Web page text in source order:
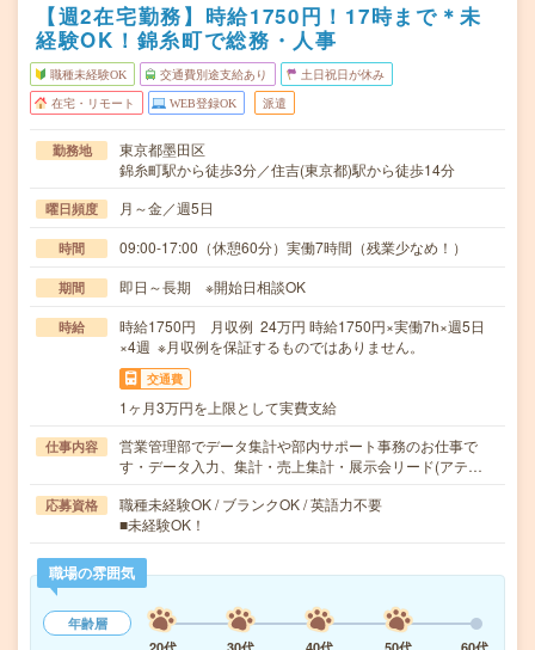
【週2在宅勤務】時給1750円！17時まで＊未
経験OK！錦糸町で総務・人事
職種未経験OK 交通費別途支給あり 土日祝日が休み
在宅・リモート WEB登録OK 派遣
勤務地
東京都墨田区
錦糸町駅から徒歩3分／住吉(東京都)駅から徒歩14分
曜日頻度 月～金／週5日
時間 09:00-17:00（休憩60分）実働7時間（残業少なめ！）
期間 即日～長期 ※開始日相談OK
時給
時給1750円 月収例 24万円 時給1750円×実働7h×週5日
×4週 ※月収例を保証するものではありません。
交通費
1ヶ月3万円を上限として実費支給
仕事内容
営業管理部でデータ集計や部内サポート事務のお仕事で
す・データ入力、集計・売上集計・展示会リード(アテ…
応募資格
職種未経験OK / ブランクOK / 英語力不要
■未経験OK！
職場の雰囲気
年齢層